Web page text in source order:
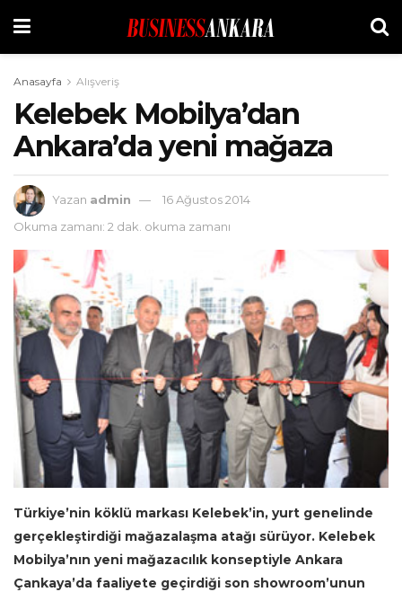
Anasayfa Alışveriş
Kelebek Mobilya’dan
Ankara’da yeni mağaza
Yazan admin
16 Ağustos 2014
Okuma zamanı: 2 dak. okuma zamanı
Türkiye’nin köklü markası Kelebek’in, yurt genelinde
gerçekleştirdiği mağazalaşma atağı sürüyor. Kelebek
Mobilya’nın yeni mağazacılık konseptiyle Ankara
Çankaya’da faaliyete geçirdiği son showroom’unun